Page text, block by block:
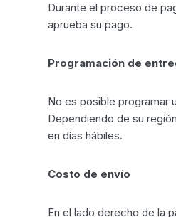
Durante el proceso de
aprueba su pago.
Programación de
No es posible programar
Dependiendo de su
en días hábiles.
Costo de envío
En el lado derecho de la